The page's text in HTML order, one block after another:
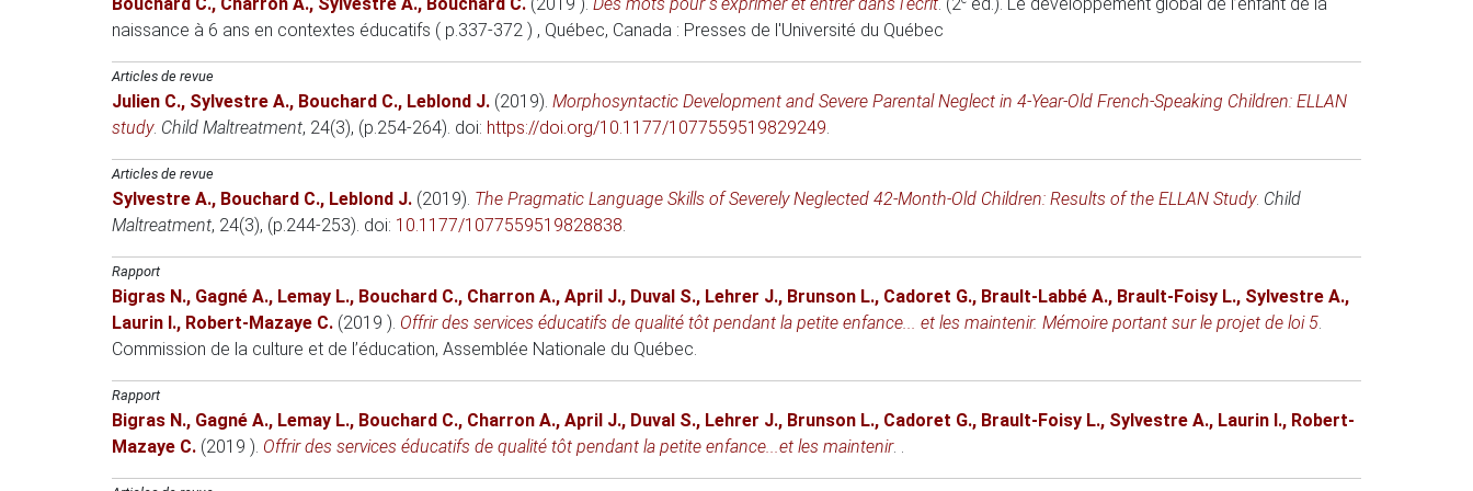
naissance à 6 ans en contextes éducatifs ( p.337-372 ) , Québec, Canada : Presses de l'Université du Québec
Articles de revue
Julien C., Sylvestre A., Bouchard C., Leblond J. (2019). Morphosyntactic Development and Severe Parental Neglect in 4-Year-Old French-Speaking Children: ELLAN
study. Child Maltreatment, 24(3), (p.254-264). doi: https://doi.org/10.1177/1077559519829249.
Articles de revue
Sylvestre A., Bouchard C., Leblond J. (2019). The Pragmatic Language Skills of Severely Neglected 42-Month-Old Children: Results of the ELLAN Study. Child
Maltreatment, 24(3), (p.244-253). doi: 10.1177/1077559519828838.
Rapport
Bigras N., Gagné A., Lemay L., Bouchard C., Charron A., April J., Duval S., Lehrer J., Brunson L., Cadoret G., Brault-Labbé A., Brault-Foisy L., Sylvestre A.,
Laurin I., Robert-Mazaye C. (2019 ). Offrir des services éducatifs de qualité tôt pendant la petite enfance... et les maintenir. Mémoire portant sur le projet de loi 5.
Commission de la culture et de l’éducation, Assemblée Nationale du Québec.
Rapport
Bigras N., Gagné A., Lemay L., Bouchard C., Charron A., April J., Duval S., Lehrer J., Brunson L., Cadoret G., Brault-Foisy L., Sylvestre A., Laurin I., Robert-
Mazaye C. (2019 ). Offrir des services éducatifs de qualité tôt pendant la petite enfance...et les maintenir. .